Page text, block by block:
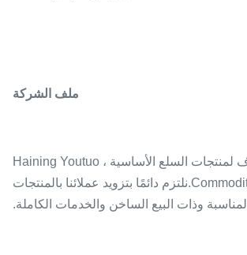
ملف الشركة
كمورد محترف لمنتجات السلع الأساسية ، Haining Youtuo
Commodity Co.، Ltd.نلتزم دائمًا بتزويد عملائنا بالمنتجات
المناسبة وذات البيع الساخن والخدمات الكاملة.